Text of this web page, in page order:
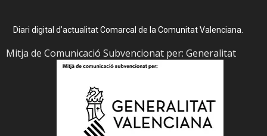
Diari digital d’actualitat Comarcal de la Comunitat Valenciana.
Mitja de Comunicació Subvencionat per: Generalitat